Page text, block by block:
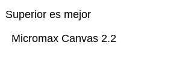
Superior es mejor
Micromax Canvas 2.2